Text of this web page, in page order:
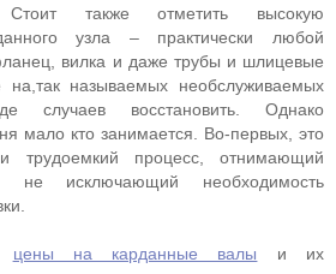
Стоит также отметить высокую
узла – практически любой
вилка и даже трубы и шлицевые
называемых необслуживаемых
восстановить. Однако
мало кто занимается. Во-первых, это
трудоемкий процесс, отнимающий
исключающий необходимость
цены на карданные валы и их